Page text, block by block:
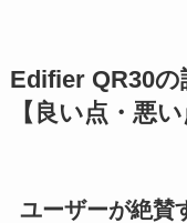
Edifier QR30の
【良い点・悪い
ユーザーが絶賛